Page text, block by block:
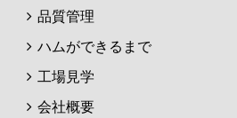
品質管理
ハムができるまで
工場見学
会社概要